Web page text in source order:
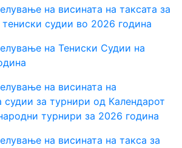
на висината на таксата за
судии во 2026 година
на Тениски Судии на
на висината на
судии за турнири од Календарот
турнири за 2026 година
на висината на такса за